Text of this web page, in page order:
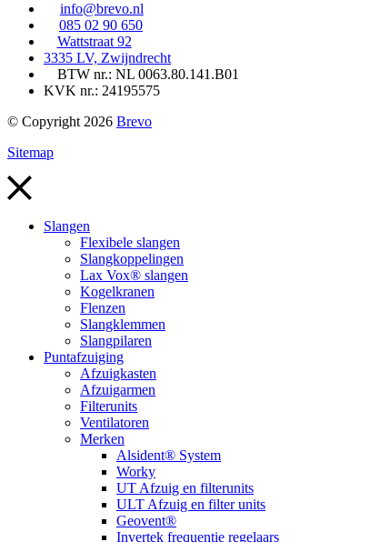
info@brevo.nl
085 02 90 650
Wattstraat 92
3335 LV, Zwijndrecht
BTW nr.: NL 0063.80.141.B01
KVK nr.: 24195575
© Copyright 2026 Brevo
Sitemap
Slangen
Flexibele slangen
Slangkoppelingen
Lax Vox® slangen
Kogelkranen
Flenzen
Slangklemmen
Slangpilaren
Puntafzuiging
Afzuigkasten
Afzuigarmen
Filterunits
Ventilatoren
Merken
Alsident® System
Worky
UT Afzuig en filterunits
ULT Afzuig en filter units
Geovent®
Invertek frequentie regelaars